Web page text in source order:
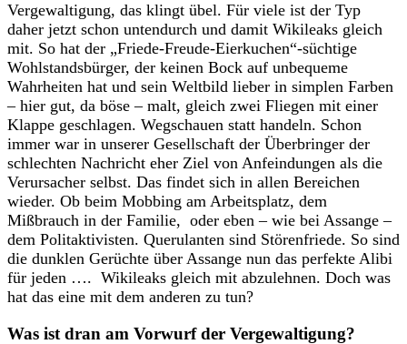
Vergewaltigung, das klingt übel. Für viele ist der Typ
daher jetzt schon untendurch und damit Wikileaks gleich
mit. So hat der „Friede-Freude-Eierkuchen“-süchtige
Wohlstandsbürger, der keinen Bock auf unbequeme
Wahrheiten hat und sein Weltbild lieber in simplen Farben
– hier gut, da böse – malt, gleich zwei Fliegen mit einer
Klappe geschlagen. Wegschauen statt handeln. Schon
immer war in unserer Gesellschaft der Überbringer der
schlechten Nachricht eher Ziel von Anfeindungen als die
Verursacher selbst. Das findet sich in allen Bereichen
wieder. Ob beim Mobbing am Arbeitsplatz, dem
Mißbrauch in der Familie, oder eben – wie bei Assange –
dem Politaktivisten. Querulanten sind Störenfriede. So sind
die dunklen Gerüchte über Assange nun das perfekte Alibi
für jeden …. Wikileaks gleich mit abzulehnen. Doch was
hat das eine mit dem anderen zu tun?
Was ist dran am Vorwurf der Vergewaltigung?